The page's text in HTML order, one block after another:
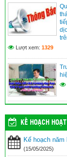
Lượt xem: 1329
KẾ HOẠCH
Kế hoạch năm
(15/05/2025)